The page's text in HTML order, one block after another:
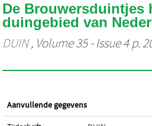
De Brouwersduintjes
duingebied van
DUIN, Volume 35 - Issue 4 p.
Aanvullende gegevens